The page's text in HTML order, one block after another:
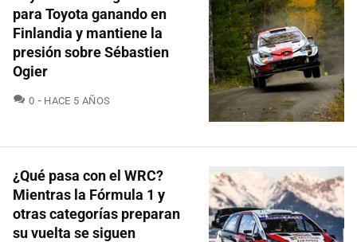
para Toyota ganando en
Finlandia y mantiene la
presión sobre Sébastien
Ogier
0 COMENTARIOS
HACE 5 AÑOS
¿Qué pasa con el WRC?
Mientras la Fórmula 1 y
otras categorías preparan
su vuelta se siguen